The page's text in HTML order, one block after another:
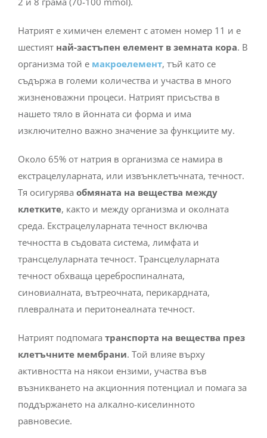
Натрият е химичен елемент с атомен номер 11 и е
шестият най-застъпен елемент в земната кора. В
организма той е макроелемент, тъй като се
съдържа в големи количества и участва в много
жизненоважни процеси. Натрият присъства в
нашето тяло в йонната си форма и има
изключително важно значение за функциите му.
Около 65% от натрия в организма се намира в
екстрацелуларната, или извънклетъчната, течност.
Тя осигурява обмяната на вещества между
клетките, както и между организма и околната
среда. Екстрацелуларната течност включва
течността в съдовата система, лимфата и
трансцелуларната течност. Трансцелуларната
течност обхваща цереброспиналната,
синовиалната, вътреочната, перикардната,
плевралната и перитонеалната течност.
Натрият подпомага транспорта на вещества през
клетъчните мембрани. Той влияе върху
активността на някои ензими, участва във
възникването на акционния потенциал и помага за
поддържането на алкално-киселинното
равновесие.